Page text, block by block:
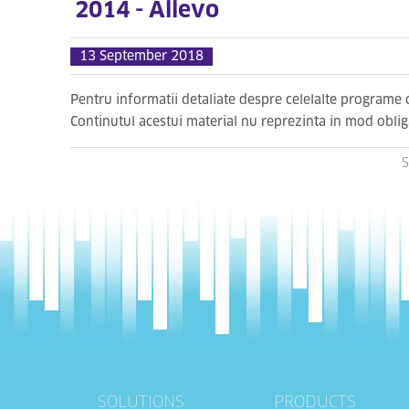
2014 - Allevo
13 September 2018
Pentru informatii detaliate despre celelalte
Continutul acestui material nu reprezinta in mod
SOLUTIONS PRODUCTS